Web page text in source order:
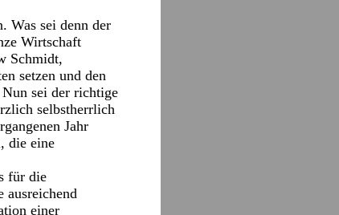
Was sei denn der
Wirtschaft
Schmidt,
setzen und den
sei der richtige
selbstherrlich
Jahr
die eine
für die
ausreichend
einer